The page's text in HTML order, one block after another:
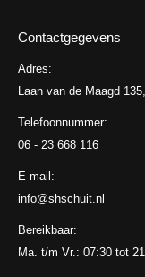
Contactgegevens
Adres:
Laan van de Maagd
Telefoonnummer:
06 - 23 668 116
E-mail:
info@shschuit.nl
Bereikbaar:
Ma. t/m Vr.: 07:30 tot